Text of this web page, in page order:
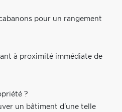
pour un rangement
à proximité immédiate de
?
un bâtiment d'une telle